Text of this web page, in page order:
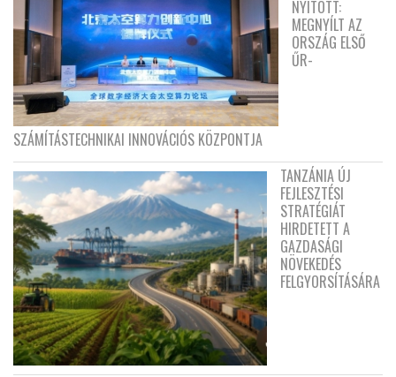
NYITOTT:
MEGNYÍLT AZ
ORSZÁG ELSŐ
ŰR-
SZÁMÍTÁSTECHNIKAI INNOVÁCIÓS KÖZPONTJA
TANZÁNIA ÚJ
FEJLESZTÉSI
STRATÉGIÁT
HIRDETETT A
GAZDASÁGI
NÖVEKEDÉS
FELGYORSÍTÁSÁRA